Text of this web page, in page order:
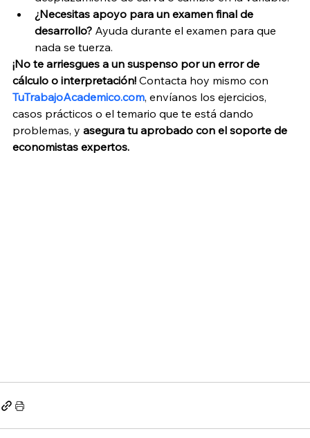
¿Necesitas apoyo para un examen final de
desarrollo? Ayuda durante el examen para que
nada se tuerza.
¡No te arriesgues a un suspenso por un error de
cálculo o interpretación! Contacta hoy mismo con
TuTrabajoAcademico.com, envíanos los ejercicios,
casos prácticos o el temario que te está dando
problemas, y asegura tu aprobado con el soporte de
economistas expertos.